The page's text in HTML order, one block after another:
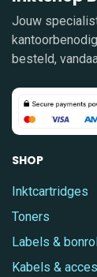
Jouw
besteld,
SHOP
Inktcartridges
Toners
Labels &
Kabels &